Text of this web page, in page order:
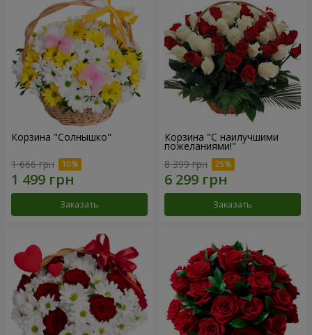
Корзина "Солнышко"
1 666 грн
Заказать
Корзина "С наилучшими
пожеланиями!"
8 399 грн
Заказать